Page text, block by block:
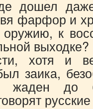
дошел
фарфор и
ору­жию, к
хотя и
заика,
жаден до